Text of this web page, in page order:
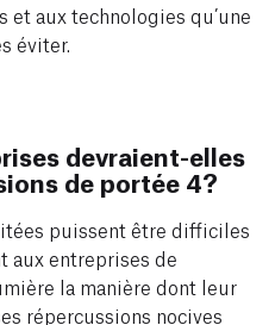
aux technologies qu’une
éviter.
devraient-elles
de portée 4?
puissent être difficiles
aux entreprises de
la manière dont leur
répercussions nocives